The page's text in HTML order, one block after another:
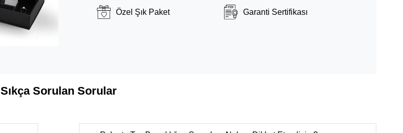
Özel Şık Paket Garanti Sertifikası
Sıkça Sorulan Sorular